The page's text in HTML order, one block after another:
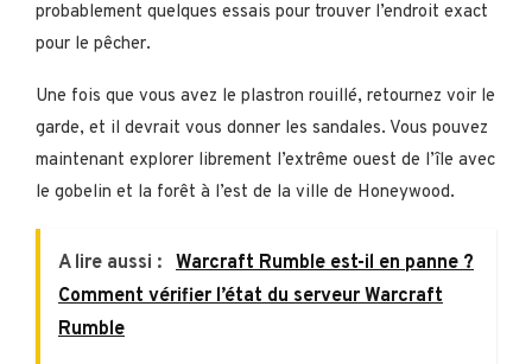
probablement quelques essais pour trouver l’endroit exact
pour le pêcher.
Une fois que vous avez le plastron rouillé, retournez voir le
garde, et il devrait vous donner les sandales. Vous pouvez
maintenant explorer librement l’extrême ouest de l’île avec
le gobelin et la forêt à l’est de la ville de Honeywood.
A lire aussi : Warcraft Rumble est-il en panne ?
Comment vérifier l’état du serveur Warcraft
Rumble